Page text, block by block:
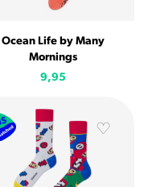
Ocean Life by Many
Mornings
9,95